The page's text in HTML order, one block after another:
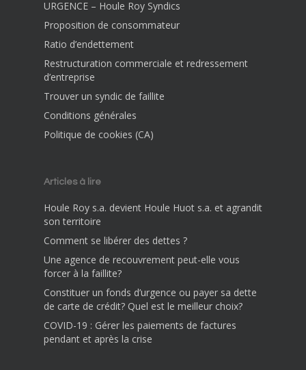
URGENCE – Houle Roy Syndics
Proposition de consommateur
Ratio d’endettement
Restructuration commerciale et redressement
d’entreprise
Trouver un syndic de faillite
Conditions générales
Politique de cookies (CA)
Articles à lire
Houle Roy s.a. devient Houle Huot s.a. et agrandit
son territoire
Comment se libérer des dettes ?
Une agence de recouvrement peut-elle vous
forcer à la faillite?
Constituer un fonds d’urgence ou payer sa dette
de carte de crédit? Quel est le meilleur choix?
COVID-19 : Gérer les paiements de factures
pendant et après la crise